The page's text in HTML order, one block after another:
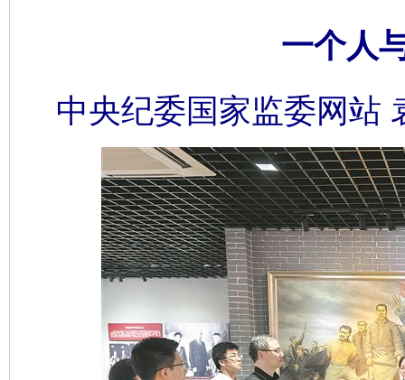
一个人
中央纪委国家监委网站